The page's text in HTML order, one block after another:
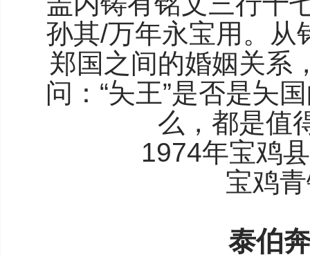
孙其/万年永宝用。从
郑国之间的婚姻关系
问：“夨王”是否是夨
么，都是值
1974年宝鸡
宝鸡
泰伯